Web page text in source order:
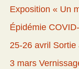
Exposition « Un
Épidémie
25-26 avril Sortie
3 mars